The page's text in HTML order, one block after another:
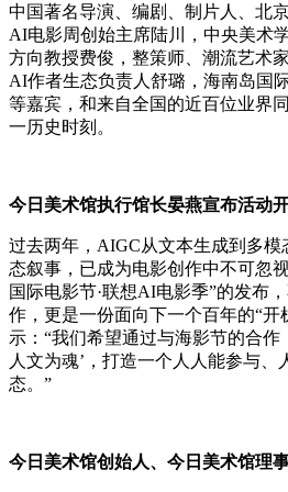
中国著名导演、编剧、制片人、北
AI电影周创始主席陆川，中央美术
方向教授费俊，整策师、潮流艺术
AI作者生态负责人舒璐，海南岛国
等嘉宾，和来自全国的近百位业界
一历史时刻。
今日美术馆执行馆长晏燕宣布活动
过去两年，AIGC从文本生成到多模
态叙事，已成为电影创作中不可忽
国际电影节·联想AI电影季”的发布
作，更是一份面向下一个百年的“开
示：“我们希望通过与海影节的合作
人文为魂’，打造一个人人能参与、
态。”
今日美术馆创始人、今日美术馆理